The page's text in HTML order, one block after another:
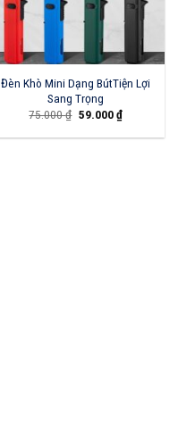
Đèn Khò Mini Dạng BútTiện Lợi
Sang Trọng
75.000₫ Giá
là:
59.000₫Giá
hiện
tại